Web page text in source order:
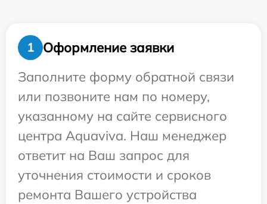
1
Оформление заявки
Заполните форму обратной связи
или позвоните нам по номеру,
указанному на сайте сервисного
центра Aquaviva. Наш менеджер
ответит на Ваш запрос для
уточнения стоимости и сроков
ремонта Вашего устройства